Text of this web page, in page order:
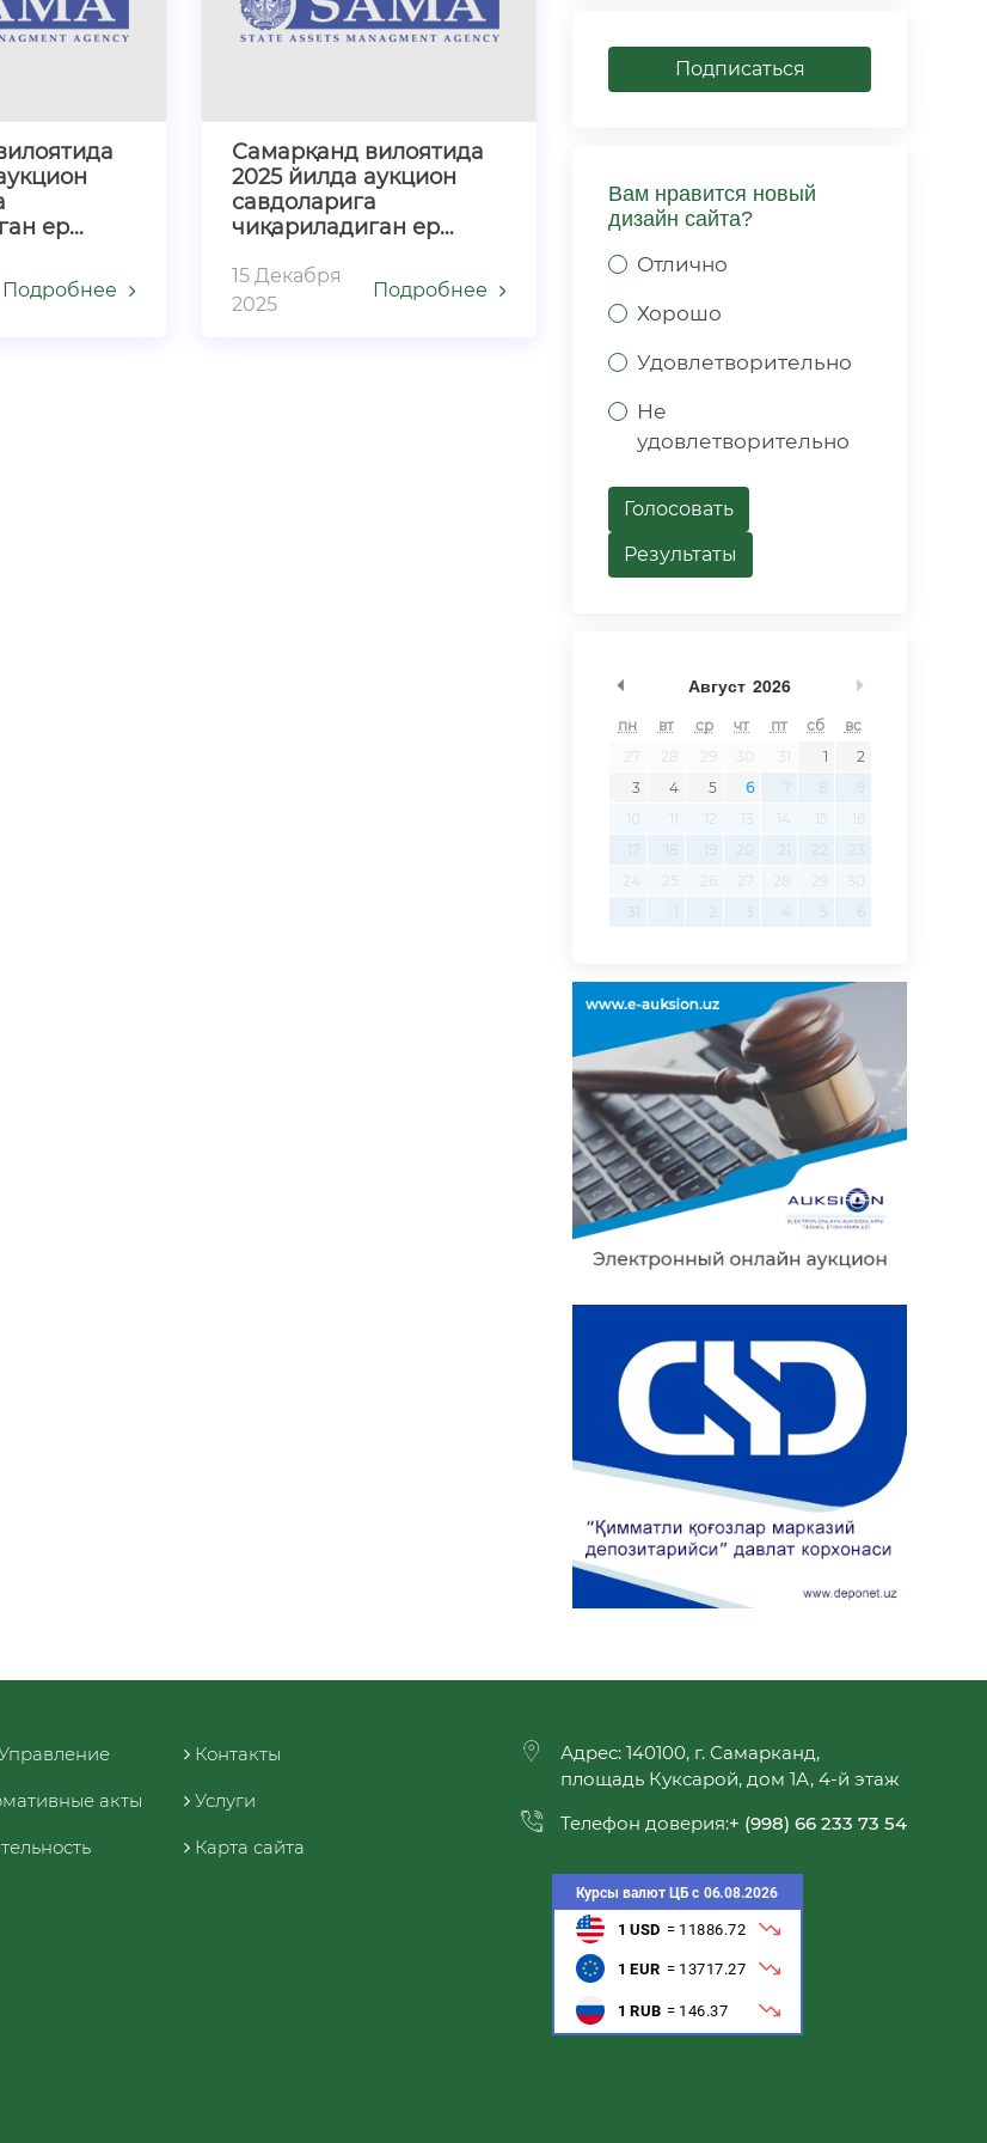
ер
Подробнее
Самарқанд вилоятида
2025 йилда аукцион
савдоларига
чиқариладиган ер
15 Декабря
2025
Подробнее
Подписаться
Вам нравится новый
дизайн сайта?
Отлично
Хорошо
Удовлетворительно
Не
удовлетворительно
Голосовать
Результаты
Август 2026
undefined
пн вт ср чт пт сб
вс
27
28 29 30 31 1
2
3
4 5 6 7 8
9
10
11 12 13 14 15
16
17
18 19 20 21 22
23
24
25 26 27 28 29
30
31
1 2 3 4 5 6
Контакты
акты Услуги
Карта сайта
Адрес: 140100, г. Самарканд,
площадь Куксарой, дом 1А, 4-й этаж
Телефон доверия:+ (998) 66 233 73 54